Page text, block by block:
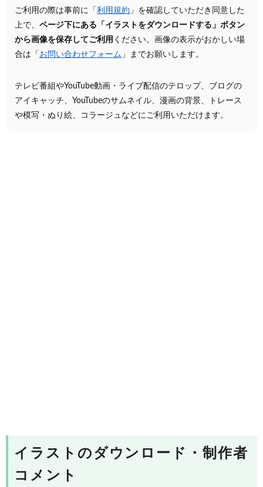
ご利用の際は事前に「 利用規約 」を確認していただき同意した
上で、 ページ下にある「イラストをダウンロードする」ボタン
から画像を保存してご利用 ください。画像の表示がおかしい場
合は「 お問い合わせフォーム 」までお願いします。
テレビ番組やYouTube動画・ライブ配信のテロップ、ブログの
アイキャッチ、YouTubeのサムネイル、漫画の背景、トレース
や模写・ぬり絵、コラージュなどにご利用いただけます。
イラストのダウンロード・制作者
コメント